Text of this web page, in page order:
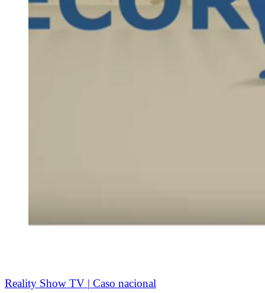
Reality Show TV | Caso nacional